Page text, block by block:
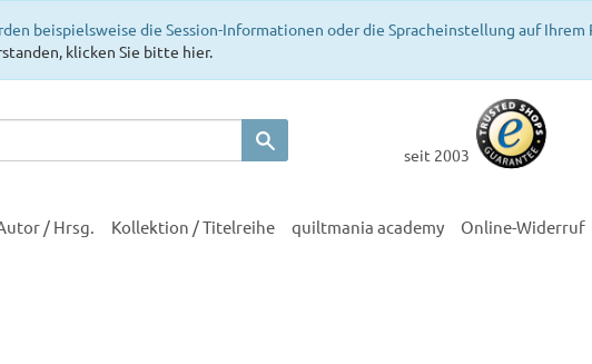
beispielsweise die Session-Informationen oder die Spracheinstellung auf
klicken Sie bitte hier.
seit 2003
/ Hrsg. Kollektion / Titelreihe quiltmania academy Online-Widerruf